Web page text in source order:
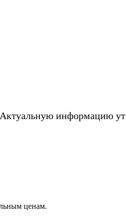
информацию
ценам.